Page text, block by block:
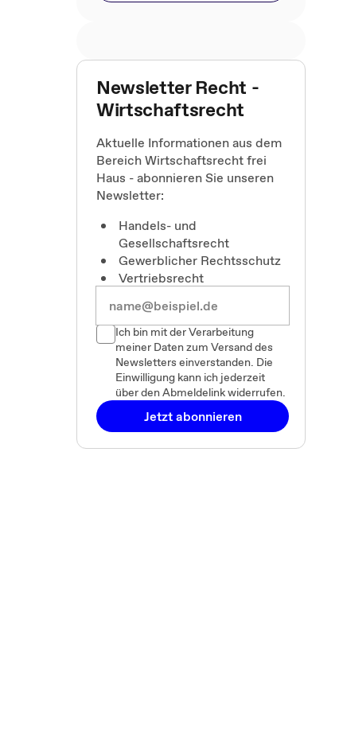
Newsletter Recht -
Wirtschaftsrecht
Aktuelle Informationen aus dem
Bereich Wirtschaftsrecht frei
Haus - abonnieren Sie unseren
Newsletter:
Handels- und
Gesellschaftsrecht
Gewerblicher Rechtsschutz
Vertriebsrecht
Ich bin mit der Verarbeitung
meiner Daten zum Versand des
Newsletters einverstanden. Die
Einwilligung kann ich jederzeit
über den Abmeldelink widerrufen.
Jetzt abonnieren